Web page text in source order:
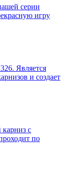
серии
игру
Является
и создает
карниз с
по